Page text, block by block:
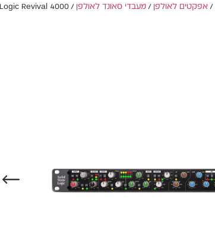
/ אפקטים לאולפן /מעבדי סאונד לאולפן / Solid State Logic Revival 4000 צ׳אנל סטריפ אנלוגי